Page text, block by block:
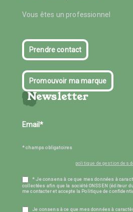
Vous êtes un professionnel
Prendre contact
Promouvoir ma marque
Newsletter
* champs obligatoires
politique de gestion des
* Je consens à ce que mes données à
collectées afin que la société ONSSEN (éditeur
me contacter et accepte la Politique de
Je consens à ce que mes données à